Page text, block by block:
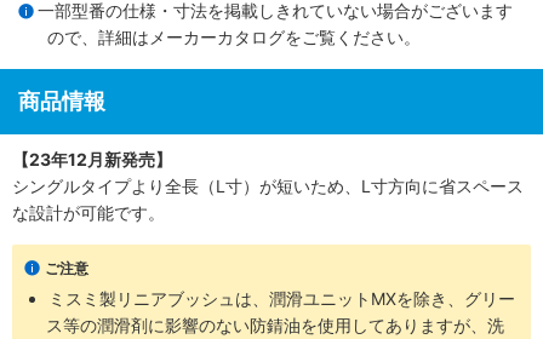
一部型番の仕様・寸法を掲載しきれていない場合がございます
ので、詳細は メーカーカタログをご覧ください。
商品情報
【23年12月新発売】
シングルタイプより全長（L寸）が短いため、L寸方向に省スペース
な設計が可能です。
ご注意
ミスミ製リニアブッシュは、潤滑ユニットMXを除き、グリー
ス等の潤滑剤に影響のない防錆油を使用してありますが、洗